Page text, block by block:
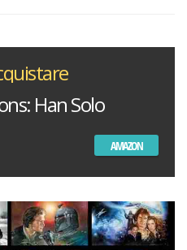
Han Solo
AMAZON